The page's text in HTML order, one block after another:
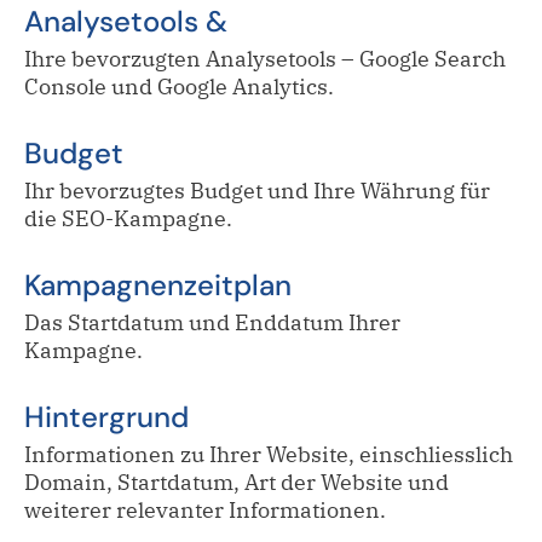
Analysetools &
Ihre bevorzugten Analysetools – Google Search
Console und Google Analytics.
Budget
Ihr bevorzugtes Budget und Ihre Währung für
die SEO-Kampagne.
Kampagnenzeitplan
Das Startdatum und Enddatum Ihrer
Kampagne.
Hintergrund
Informationen zu Ihrer Website, einschliesslich
Domain, Startdatum, Art der Website und
weiterer relevanter Informationen.